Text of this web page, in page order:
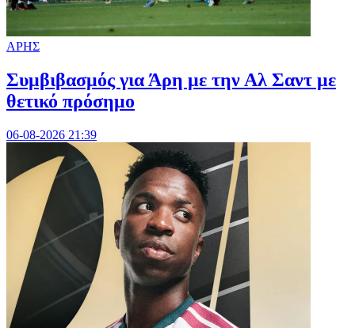
ΑΡΗΣ
Συμβιβασμός για Άρη με την Αλ Σαντ με
θετικό πρόσημο
06-08-2026 21:39